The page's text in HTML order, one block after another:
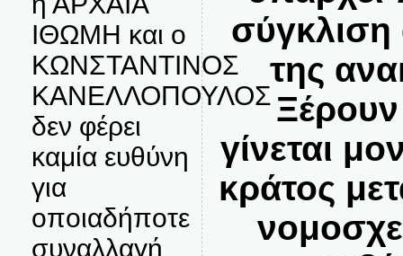
ΙΘΩΜΗ και ο
ΚΩΝΣΤΑΝΤΙΝΟΣ
ΚΑΝΕΛΛΟΠΟΥΛΟΣ
δεν φέρει
καμία ευθύνη
για
οποιαδήποτε
συναλλαγή
της
Ξέρουν
γίνεται
κράτος